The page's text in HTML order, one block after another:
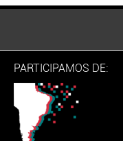
PARTICIPAMOS DE: